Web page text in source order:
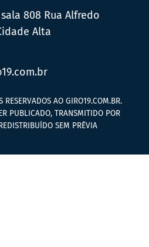
808 Rua Alfredo
Alta
AO GIRO19.COM.BR.
PUBLICADO, TRANSMITIDO POR
SEM PRÉVIA